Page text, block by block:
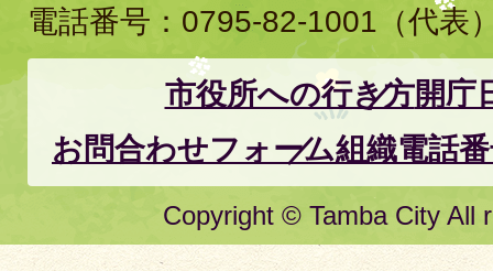
電話番号： 0795-82-1001 （代表
市役所への行き方開庁
お問合わせフォーム組織電話
Copyright © Tamba City All